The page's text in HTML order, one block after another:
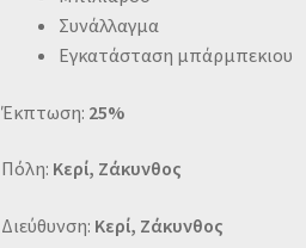
Συνάλλαγμα
Εγκατάσταση μπάρμπεκιου
Έκπτωση: 25%
Πόλη: Κερί, Ζάκυνθος
Διεύθυνση: Κερί, Ζάκυνθος